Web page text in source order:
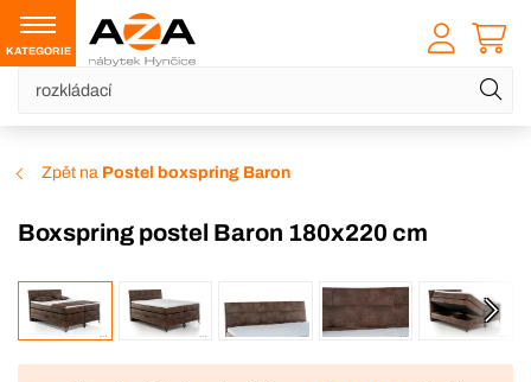
KATEGORIE
Zpět na Postel boxspring Baron
Boxspring postel Baron 180x220 cm
VÝROBA
DOPRAVA ZDARMA